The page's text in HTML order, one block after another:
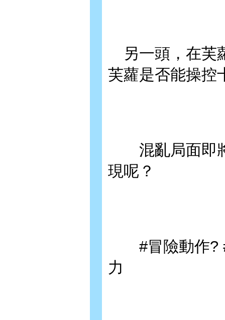
另一頭，在芙
芙蘿是否能操控
混亂局面即將
現呢？
#冒險動作? #
力